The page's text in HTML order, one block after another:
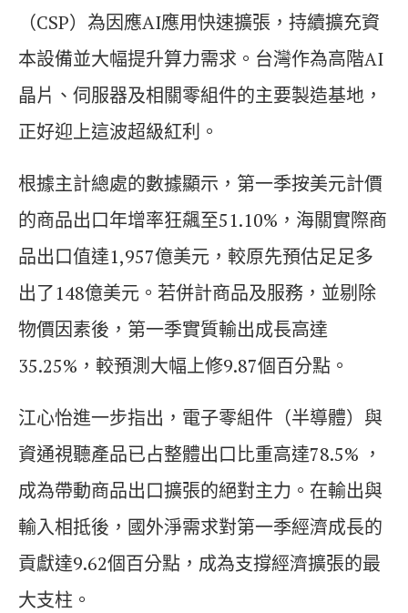
（CSP）為因應AI應用快速擴張，持續擴充資
本設備並大幅提升算力需求。台灣作為高階AI
晶片、伺服器及相關零組件的主要製造基地，
正好迎上這波超級紅利。
根據主計總處的數據顯示，第一季按美元計價
的商品出口年增率狂飆至51.10%，海關實際商
品出口值達1,957億美元，較原先預估足足多
出了148億美元。若併計商品及服務，並剔除
物價因素後，第一季實質輸出成長高達
35.25%，較預測大幅上修9.87個百分點。
江心怡進一步指出，電子零組件（半導體）與
資通視聽產品已占整體出口比重高達78.5% ，
成為帶動商品出口擴張的絕對主力。在輸出與
輸入相抵後，國外淨需求對第一季經濟成長的
貢獻達9.62個百分點，成為支撐經濟擴張的最
大支柱。